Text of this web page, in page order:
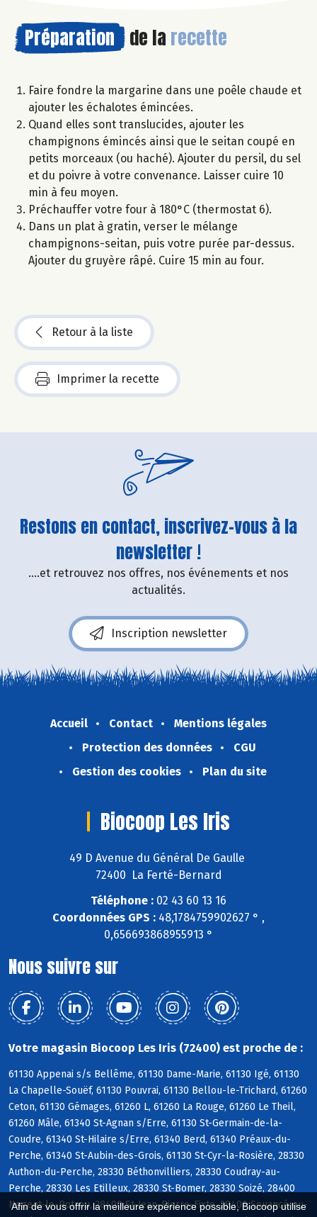
Afin de vous offrir la meilleure expérience possible, Biocoop utilise
Préparation de la recette
Faire fondre la margarine dans une poêle chaude et
ajouter les échalotes émincées.
Quand elles sont translucides, ajouter les
champignons émincés ainsi que le seitan coupé en
petits morceaux (ou haché). Ajouter du persil, du sel
et du poivre à votre convenance. Laisser cuire 10
min à feu moyen.
Préchauffer votre four à 180°C (thermostat 6).
Dans un plat à gratin, verser le mélange
champignons-seitan, puis votre purée par-dessus.
Ajouter du gruyère râpé. Cuire 15 min au four.
Retour à la liste
Imprimer la recette
Restons en contact, inscrivez-vous à la
newsletter !
....et retrouvez nos offres, nos événements et nos
actualités.
Inscription newsletter
Accueil Contact
Mentions légales
Protection des données
CGU
Gestion des cookies
Plan du site
Biocoop Les Iris
49 D Avenue du Général De Gaulle
72400 La Ferté-Bernard
Téléphone : 02 43 60 13 16
Coordonnées GPS : 48,1784759902627 ° ,
0,656693868955913 °
Nous suivre sur
Votre magasin Biocoop Les Iris (72400) est proche de :
61130 Appenai s/s Bellême, 61130 Dame-Marie, 61130 Igé, 61130
La Chapelle-Souëf, 61130 Pouvrai, 61130 Bellou-le-Trichard, 61260
Ceton, 61130 Gémages, 61260 L, 61260 La Rouge, 61260 Le Theil,
61260 Mâle, 61340 St-Agnan s/Erre, 61130 St-Germain-de-la-
Coudre, 61340 St-Hilaire s/Erre, 61340 Berd, 61340 Préaux-du-
Perche, 61340 St-Aubin-des-Grois, 61130 St-Cyr-la-Rosière, 28330
Authon-du-Perche, 28330 Béthonvilliers, 28330 Coudray-au-
Perche, 28330 Les Etilleux, 28330 St-Bomer, 28330 Soizé, 28400
Nogent-le-Rotrou, 28400 St-Jean-Pierre-Fixte, 28400 Souancé-au-